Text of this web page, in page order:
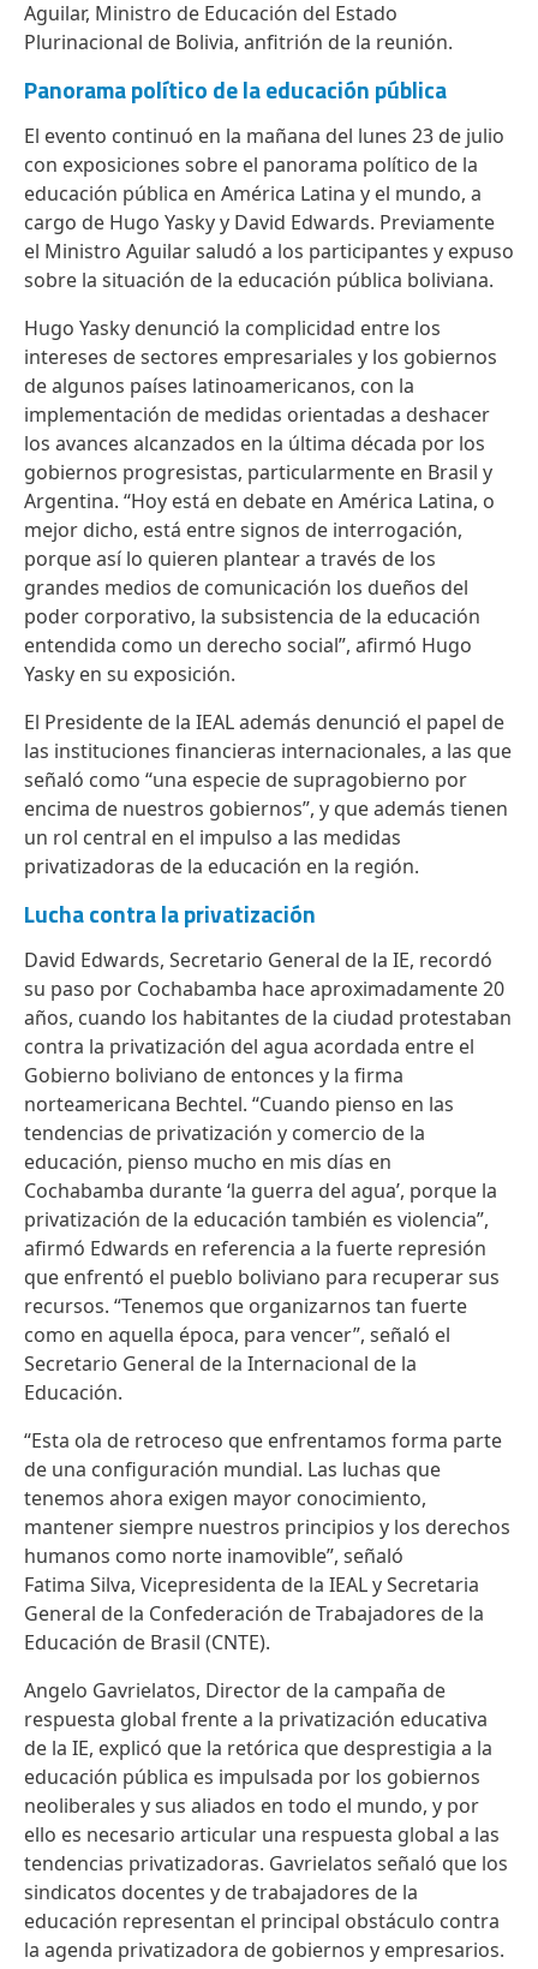
Aguilar, Ministro de Educación del Estado
Plurinacional de Bolivia, anfitrión de la reunión.
Panorama político de la educación pública
El evento continuó en la mañana del lunes 23 de julio
con exposiciones sobre el panorama político de la
educación pública en América Latina y el mundo, a
cargo de Hugo Yasky y David Edwards. Previamente
el Ministro Aguilar saludó a los participantes y expuso
sobre la situación de la educación pública boliviana.
Hugo Yasky denunció la complicidad entre los
intereses de sectores empresariales y los gobiernos
de algunos países latinoamericanos, con la
implementación de medidas orientadas a deshacer
los avances alcanzados en la última década por los
gobiernos progresistas, particularmente en Brasil y
Argentina. “Hoy está en debate en América Latina, o
mejor dicho, está entre signos de interrogación,
porque así lo quieren plantear a través de los
grandes medios de comunicación los dueños del
poder corporativo, la subsistencia de la educación
entendida como un derecho social”, afirmó Hugo
Yasky en su exposición.
El Presidente de la IEAL además denunció el papel de
las instituciones financieras internacionales, a las que
señaló como “una especie de supragobierno por
encima de nuestros gobiernos”, y que además tienen
un rol central en el impulso a las medidas
privatizadoras de la educación en la región.
Lucha contra la privatización
David Edwards, Secretario General de la IE, recordó
su paso por Cochabamba hace aproximadamente 20
años, cuando los habitantes de la ciudad protestaban
contra la privatización del agua acordada entre el
Gobierno boliviano de entonces y la firma
norteamericana Bechtel. “Cuando pienso en las
tendencias de privatización y comercio de la
educación, pienso mucho en mis días en
Cochabamba durante ‘la guerra del agua’, porque la
privatización de la educación también es violencia”,
afirmó Edwards en referencia a la fuerte represión
que enfrentó el pueblo boliviano para recuperar sus
recursos. “Tenemos que organizarnos tan fuerte
como en aquella época, para vencer”, señaló el
Secretario General de la Internacional de la
Educación.
“Esta ola de retroceso que enfrentamos forma parte
de una configuración mundial. Las luchas que
tenemos ahora exigen mayor conocimiento,
mantener siempre nuestros principios y los derechos
humanos como norte inamovible”, señaló
Fatima Silva, Vicepresidenta de la IEAL y Secretaria
General de la Confederación de Trabajadores de la
Educación de Brasil (CNTE).
Angelo Gavrielatos, Director de la campaña de
respuesta global frente a la privatización educativa
de la IE, explicó que la retórica que desprestigia a la
educación pública es impulsada por los gobiernos
neoliberales y sus aliados en todo el mundo, y por
ello es necesario articular una respuesta global a las
tendencias privatizadoras. Gavrielatos señaló que los
sindicatos docentes y de trabajadores de la
educación representan el principal obstáculo contra
la agenda privatizadora de gobiernos y empresarios.